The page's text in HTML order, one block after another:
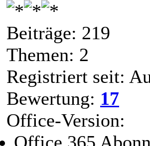
Beiträge: 219
Themen: 2
Registriert seit:
Bewertung: 17
Office-Version:
Office 365